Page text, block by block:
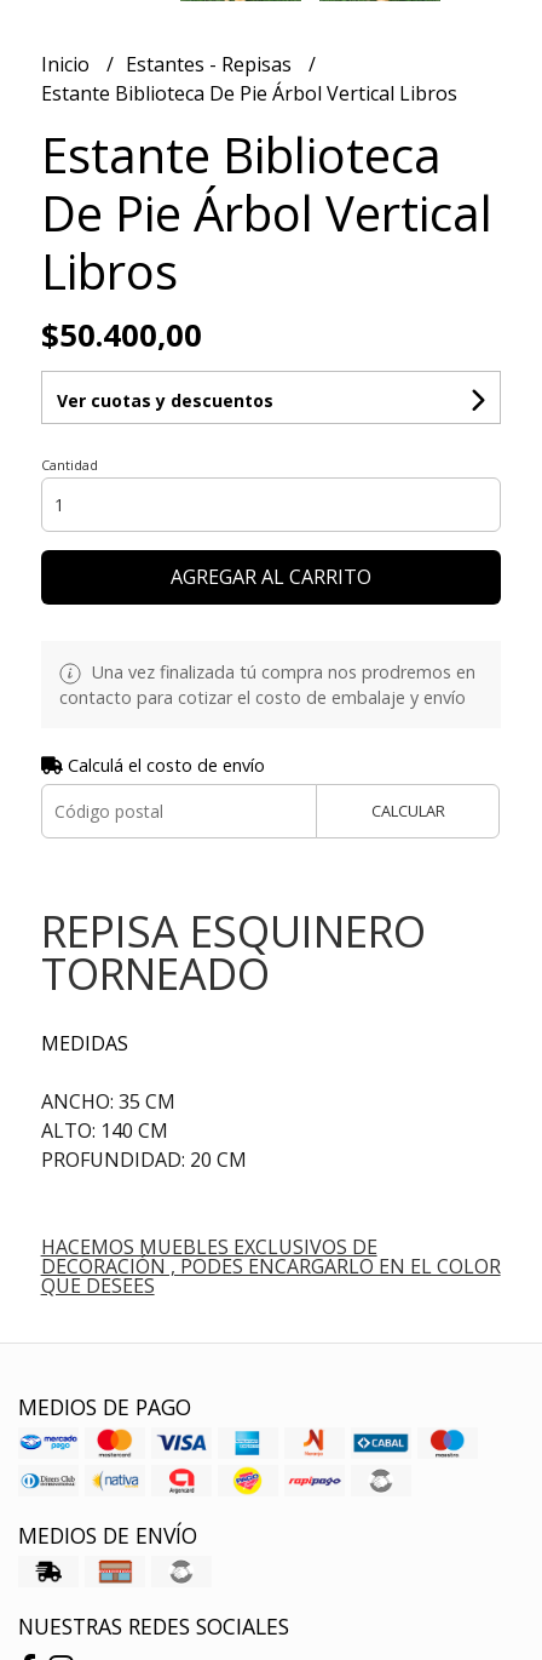
Inicio
Estantes - Repisas
Estante Biblioteca De Pie Árbol Vertical Libros
Estante Biblioteca
De Pie Árbol Vertical
Libros
$50.400,00
Ver cuotas y descuentos
Cantidad
AGREGAR AL CARRITO
Una vez finalizada tú compra nos prodremos en
contacto para cotizar el costo de embalaje y envío
Calculá el costo de envío
CALCULAR
REPISA ESQUINERO
TORNEADO
MEDIDAS
ANCHO: 35 CM
ALTO: 140 CM
PROFUNDIDAD: 20 CM
HACEMOS MUEBLES EXCLUSIVOS DE
DECORACIÓN , PODES ENCARGARLO EN EL COLOR
QUE DESEES
MEDIOS DE PAGO
MEDIOS DE ENVÍO
NUESTRAS REDES SOCIALES